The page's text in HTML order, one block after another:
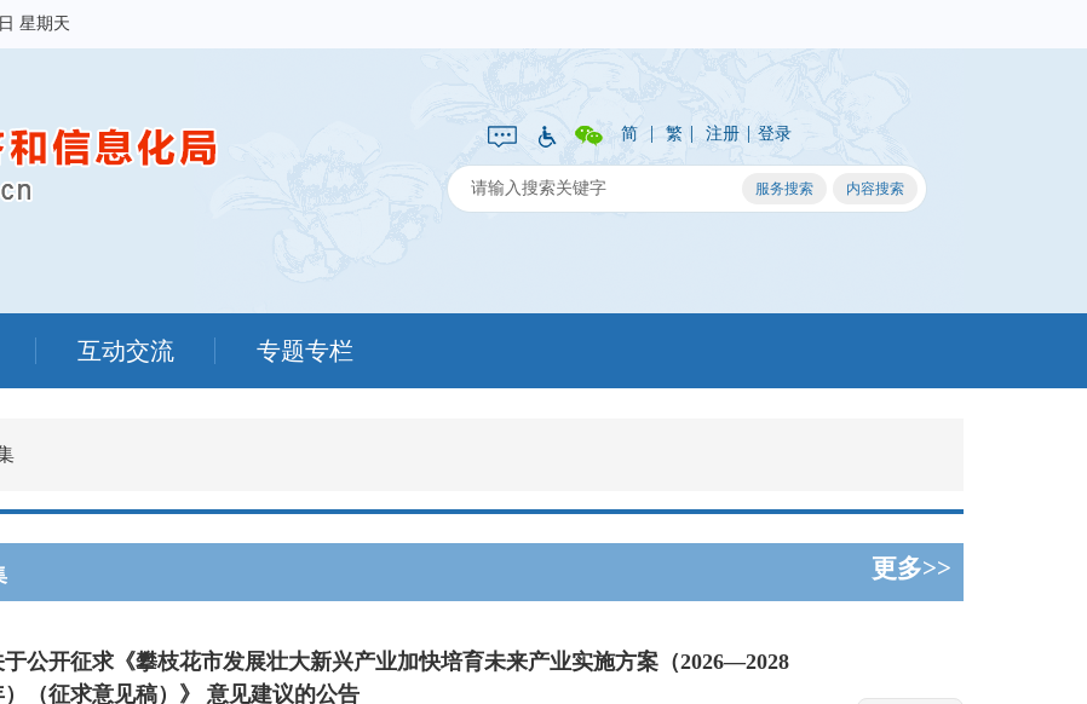
星期天
简 | 繁 | 注册 | 登录
互动交流 专题专栏
更多>>
于公开征求《攀枝花市发展壮大新兴产业加快培育未来产业实施方案（2026—2028
）（征求意见稿）》 意见建议的公告